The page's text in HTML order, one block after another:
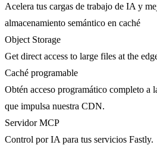
Acelera tus cargas de trabajo de IA y
almacenamiento semántico en caché
Object Storage
Get direct access to large files at the
Caché programable
Obtén acceso programático completo a
que impulsa nuestra CDN.
Servidor MCP
Control por IA para tus servicios Fastly.